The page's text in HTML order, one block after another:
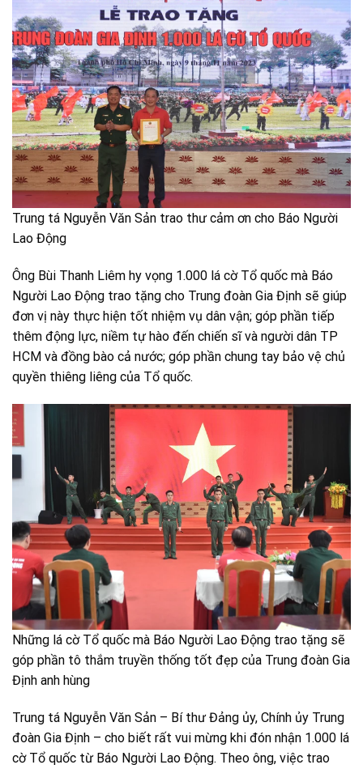
Trung tá Nguyễn Văn Sản trao thư cảm ơn cho Báo Người
Lao Động
Ông Bùi Thanh Liêm hy vọng 1.000 lá cờ Tổ quốc mà Báo
Người Lao Động trao tặng cho Trung đoàn Gia Định sẽ giúp
đơn vị này thực hiện tốt nhiệm vụ dân vận; góp phần tiếp
thêm động lực, niềm tự hào đến chiến sĩ và người dân TP
HCM và đồng bào cả nước; góp phần chung tay bảo vệ chủ
quyền thiêng liêng của Tổ quốc.
Những lá cờ Tổ quốc mà Báo Người Lao Động trao tặng sẽ
góp phần tô thắm truyền thống tốt đẹp của Trung đoàn Gia
Định anh hùng
Trung tá Nguyễn Văn Sản – Bí thư Đảng ủy, Chính ủy Trung
đoàn Gia Định – cho biết rất vui mừng khi đón nhận 1.000 lá
cờ Tổ quốc từ Báo Người Lao Động. Theo ông, việc trao